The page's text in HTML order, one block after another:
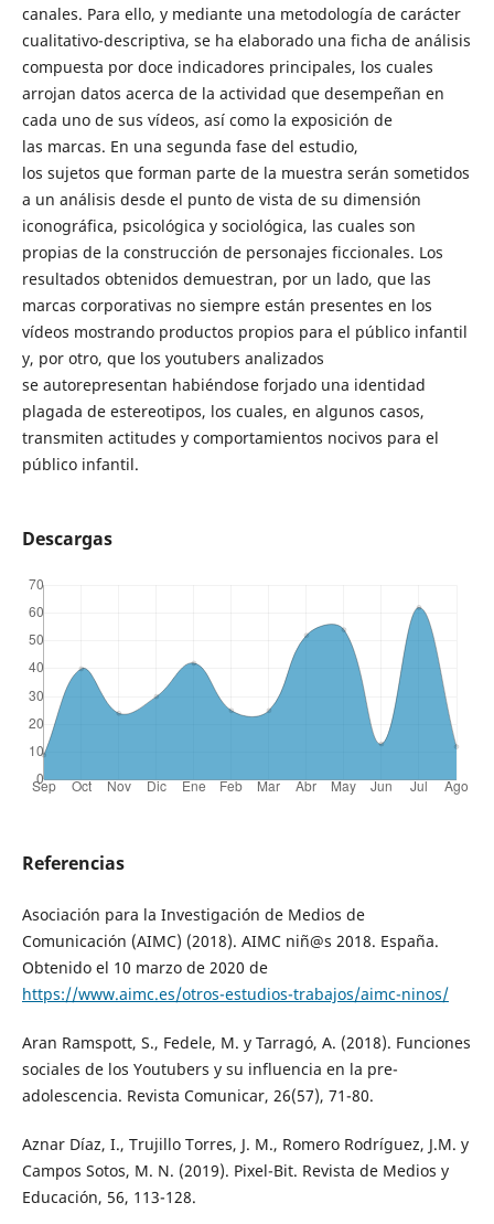
canales. Para ello, y mediante una metodología de carácter
cualitativo-descriptiva, se ha elaborado una ficha de análisis
compuesta por doce indicadores principales, los cuales
arrojan datos acerca de la actividad que desempeñan en
cada uno de sus vídeos, así como la exposición de
las marcas. En una segunda fase del estudio,
los sujetos que forman parte de la muestra serán sometidos
a un análisis desde el punto de vista de su dimensión
iconográfica, psicológica y sociológica, las cuales son
propias de la construcción de personajes ficcionales. Los
resultados obtenidos demuestran, por un lado, que las
marcas corporativas no siempre están presentes en los
vídeos mostrando productos propios para el público infantil
y, por otro, que los youtubers analizados
se autorepresentan habiéndose forjado una identidad
plagada de estereotipos, los cuales, en algunos casos,
transmiten actitudes y comportamientos nocivos para el
público infantil.
Descargas
Referencias
Asociación para la Investigación de Medios de
Comunicación (AIMC) (2018). AIMC niñ@s 2018. España.
Obtenido el 10 marzo de 2020 de
https://www.aimc.es/otros-estudios-trabajos/aimc-ninos/
Aran Ramspott, S., Fedele, M. y Tarragó, A. (2018). Funciones
sociales de los Youtubers y su influencia en la pre-
adolescencia. Revista Comunicar, 26(57), 71-80.
Aznar Díaz, I., Trujillo Torres, J. M., Romero Rodríguez, J.M. y
Campos Sotos, M. N. (2019). Pixel-Bit. Revista de Medios y
Educación, 56, 113-128.